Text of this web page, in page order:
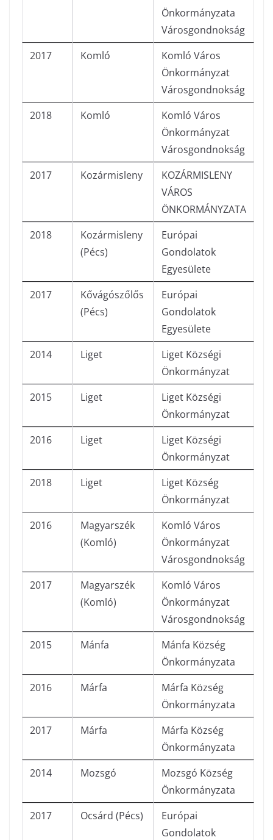
Önkormányzata
Városgondnokság
2017
Komló
Komló Város
Önkormányzat
Városgondnokság
2018
Komló
Komló Város
Önkormányzat
Városgondnokság
2017
Kozármisleny
KOZÁRMISLENY
VÁROS
ÖNKORMÁNYZATA
2018
Kozármisleny
(Pécs)
Európai
Gondolatok
Egyesülete
2017
Kővágószőlős
(Pécs)
Európai
Gondolatok
Egyesülete
2014
Liget
Liget Községi
Önkormányzat
2015
Liget
Liget Községi
Önkormányzat
2016
Liget
Liget Községi
Önkormányzat
2018
Liget
Liget Község
Önkormányzat
2016
Magyarszék
(Komló)
Komló Város
Önkormányzat
Városgondnokság
2017
Magyarszék
(Komló)
Komló Város
Önkormányzat
Városgondnokság
2015
Mánfa
Mánfa Község
Önkormányzata
2016
Márfa
Márfa Község
Önkormányzata
2017
Márfa
Márfa Község
Önkormányzata
2014
Mozsgó
Mozsgó Község
Önkormányzata
2017
Ocsárd (Pécs)
Európai
Gondolatok